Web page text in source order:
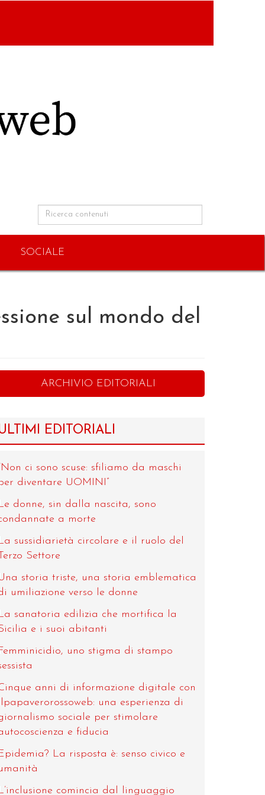
SOCIALE
sul mondo del
ARCHIVIO EDITORIALI
EDITORIALI
ci sono scuse: sfiliamo da maschi
diventare UOMINI”
donne, sin dalla nascita, sono
a morte
sussidiarietà circolare e il ruolo del
Settore
storia triste, una storia emblematica
umiliazione verso le donne
sanatoria edilizia che mortifica la
e i suoi abitanti
uno stigma di stampo
anni di informazione digitale con
una esperienza di
sociale per stimolare
e fiducia
La risposta è: senso civico e
comincia dal linguaggio